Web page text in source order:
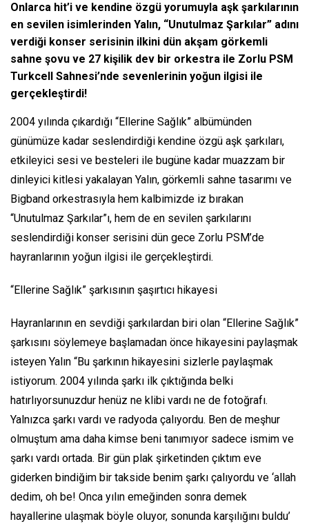
Onlarca hit’i ve kendine özgü yorumuyla aşk şarkılarının
en sevilen isimlerinden Yalın, “Unutulmaz Şarkılar” adını
verdiği konser serisinin ilkini dün akşam görkemli
sahne şovu ve 27 kişilik dev bir orkestra ile Zorlu PSM
Turkcell Sahnesi’nde sevenlerinin yoğun ilgisi ile
gerçekleştirdi!
2004 yılında çıkardığı “Ellerine Sağlık” albümünden
günümüze kadar seslendirdiği kendine özgü aşk şarkıları,
etkileyici sesi ve besteleri ile bugüne kadar muazzam bir
dinleyici kitlesi yakalayan Yalın, görkemli sahne tasarımı ve
Bigband orkestrasıyla hem kalbimizde iz bırakan
“Unutulmaz Şarkılar”ı, hem de en sevilen şarkılarını
seslendirdiği konser serisini dün gece Zorlu PSM’de
hayranlarının yoğun ilgisi ile gerçekleştirdi.
“Ellerine Sağlık” şarkısının şaşırtıcı hikayesi
Hayranlarının en sevdiği şarkılardan biri olan “Ellerine Sağlık”
şarkısını söylemeye başlamadan önce hikayesini paylaşmak
isteyen Yalın “Bu şarkının hikayesini sizlerle paylaşmak
istiyorum. 2004 yılında şarkı ilk çıktığında belki
hatırlıyorsunuzdur henüz ne klibi vardı ne de fotoğrafı.
Yalnızca şarkı vardı ve radyoda çalıyordu. Ben de meşhur
olmuştum ama daha kimse beni tanımıyor sadece ismim ve
şarkı vardı ortada. Bir gün plak şirketinden çıktım eve
giderken bindiğim bir takside benim şarkı çalıyordu ve ‘allah
dedim, oh be! Onca yılın emeğinden sonra demek
hayallerine ulaşmak böyle oluyor, sonunda karşılığını buldu’